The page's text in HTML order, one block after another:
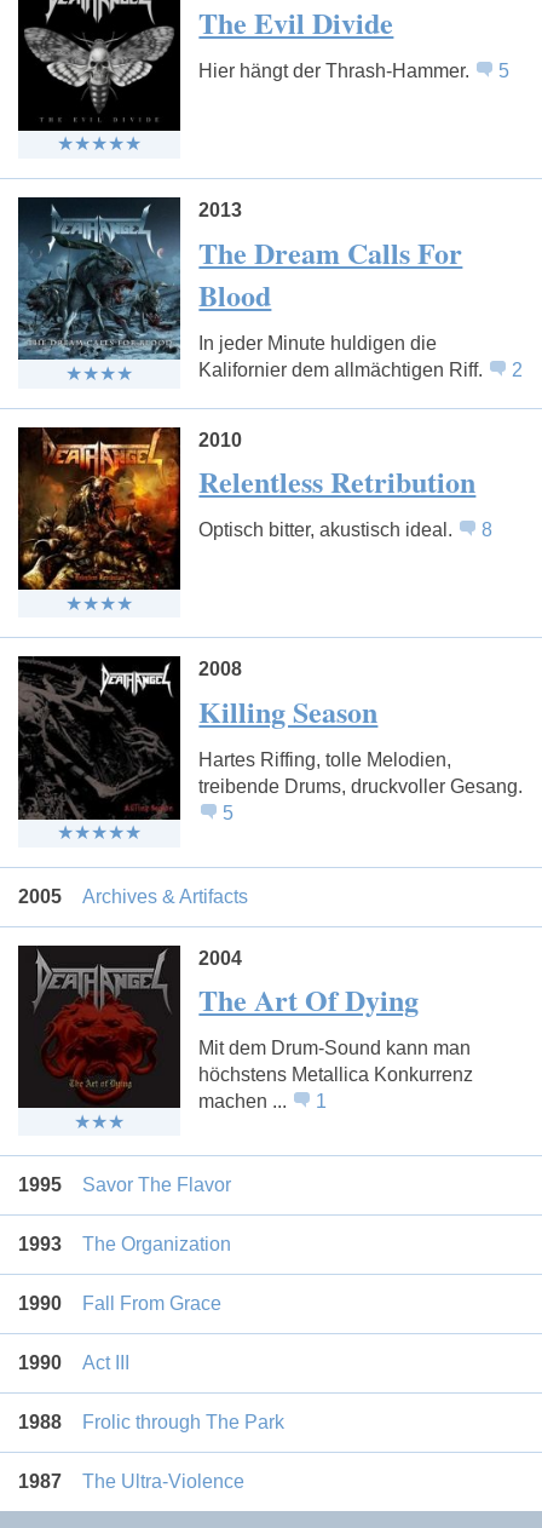
The Evil Divide
Hier hängt der Thrash-Hammer. 5
2013
The Dream Calls For
Blood
In jeder Minute huldigen die
Kalifornier dem allmächtigen Riff.
2
2010
Relentless Retribution
Optisch bitter, akustisch ideal. 8
2008
Killing Season
Hartes Riffing, tolle Melodien,
treibende Drums, druckvoller Gesang.
5
2005 Archives & Artifacts
2004
The Art Of Dying
Mit dem Drum-Sound kann man
höchstens Metallica Konkurrenz
machen ...
1
1995 Savor The Flavor
1993 The Organization
1990 Fall From Grace
1990 Act III
1988 Frolic through The Park
1987 The Ultra-Violence